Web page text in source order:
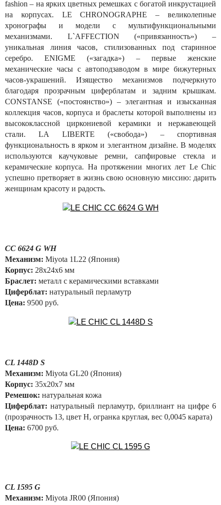
fashion – на ярких цветных ремешках с богатой инкрустацией
на корпусах. LE CHRONOGRAPHE – великолепные
хронографы и модели с мультифункциональными
механизмами. L`AFFECTION («привязанность») –
уникальная линия часов, стилизованных под старинное
серебро. ENIGME («загадка») – первые женские
механические часы с автоподзаводом в мире бижутерных
часов-украшений. Изящество механизмов подчеркнуто
благодаря прозрачным циферблатам и задним крышкам.
CONSTANSE («постоянство») – элегантная и изысканная
коллекция часов, корпуса и браслеты которой выполнены из
высококлассной циркониевой керамики и нержавеющей
стали. LA LIBERTE («свобода») – спортивная
функциональность в ярком и элегантном дизайне. В моделях
используются каучуковые ремни, сапфировые стекла и
керамические корпуса. На протяжении многих лет Le Chic
успешно претворяет в жизнь свою основную миссию: дарить
женщинам красоту и радость.
CC 6624 G WH
Механизм: Miyota 1L22 (Япония)
Корпус: 28x24х6 мм
Браслет: металл с керамическими вставками
Циферблат: натуральный перламутр
Цена: 9500 руб.
CL 1448D S
Механизм: Miyota GL20 (Япония)
Корпус: 35х20х7 мм
Ремешок: натуральная кожа
Циферблат: натуральный перламутр, бриллиант на цифре 6
(прозрачность 13, цвет Н, огранка круглая, вес 0,0045 карата)
Цена: 6700 руб.
CL 1595 G
Механизм: Miyota JR00 (Япония)